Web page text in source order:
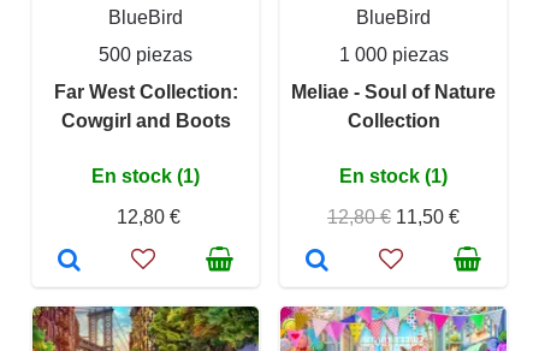
BlueBird
500 piezas
Far West Collection:
Cowgirl and Boots
En stock (1)
12,80 €
BlueBird
1 000 piezas
Meliae - Soul of Nature
Collection
En stock (1)
12,80 € 11,50 €